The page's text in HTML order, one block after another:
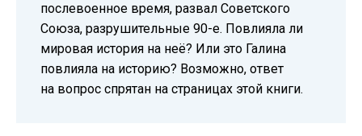
послевоенное время, развал Советского
Союза, разрушительные 90-е. Повлияла ли
мировая история на неё? Или это Галина
повлияла на историю? Возможно, ответ
на вопрос спрятан на страницах этой книги.